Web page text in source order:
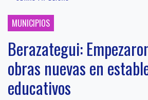
MUNICIPIOS
Berazategui:
obras nuevas en
educativos